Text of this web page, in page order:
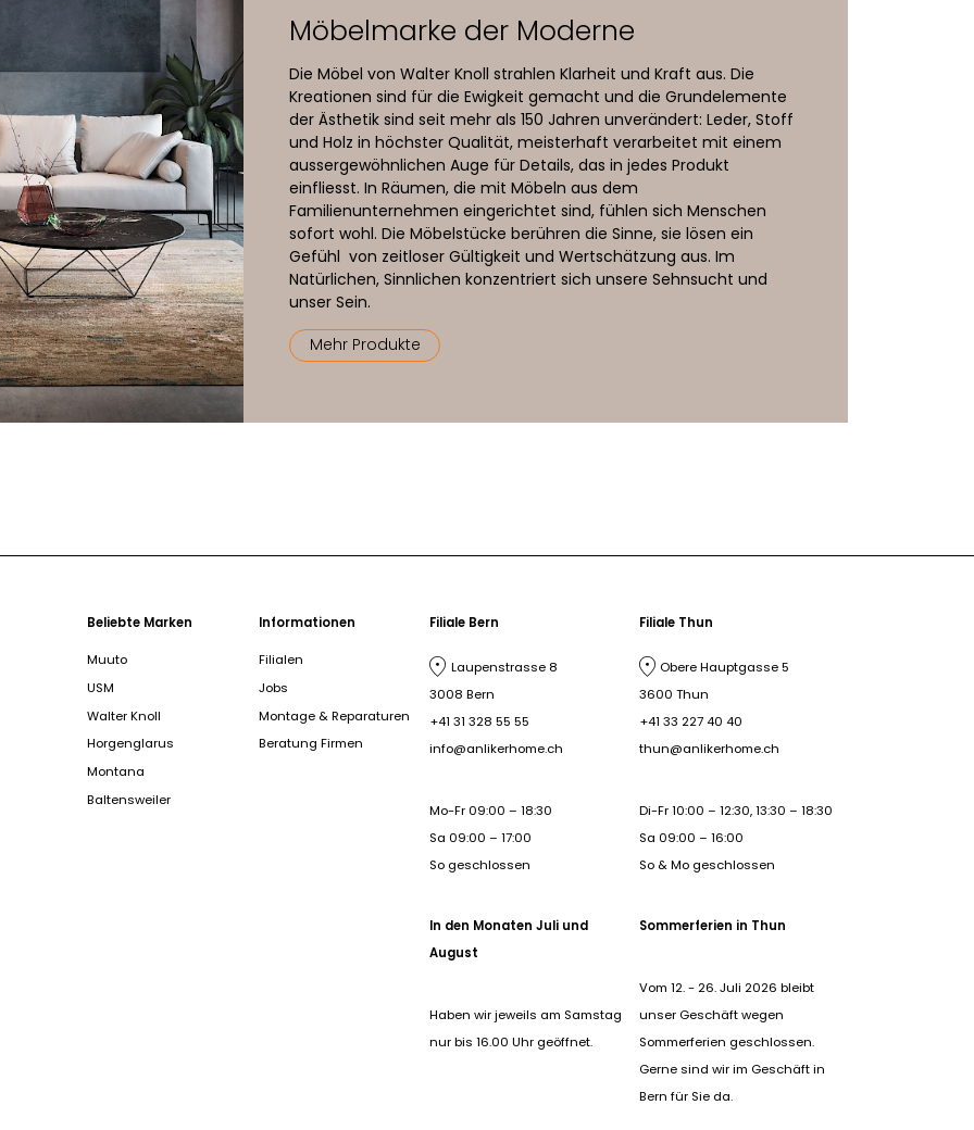
Möbelmarke der Moderne
Die Möbel von Walter Knoll strahlen Klarheit und Kraft aus. Die
Kreationen sind für die Ewigkeit gemacht und die Grundelemente
der Ästhetik sind seit mehr als 150 Jahren unverändert: Leder, Stoff
und Holz in höchster Qualität, meisterhaft verarbeitet mit einem
aussergewöhnlichen Auge für Details, das in jedes Produkt
einfliesst. In Räumen, die mit Möbeln aus dem
Familienunternehmen eingerichtet sind, fühlen sich Menschen
sofort wohl. Die Möbelstücke berühren die Sinne, sie lösen ein
Gefühl von zeitloser Gültigkeit und Wertschätzung aus. Im
Natürlichen, Sinnlichen konzentriert sich unsere Sehnsucht und
unser Sein.
Mehr Produkte
Beliebte Marken
Muuto
USM
Walter Knoll
Horgenglarus
Montana
Baltensweiler
Informationen
Filialen
Jobs
Montage & Reparaturen
Beratung Firmen
Filiale Bern
Laupenstrasse 8
3008 Bern
+41 31 328 55 55
info@anlikerhome.ch
Mo-Fr 09:00 – 18:30
Sa 09:00 – 17:00
So geschlossen
In den Monaten Juli und
August
Haben wir jeweils am Samstag
nur bis 16.00 Uhr geöffnet.
Filiale Thun
Obere Hauptgasse 5
3600 Thun
+41 33 227 40 40
thun@anlikerhome.ch
Di-Fr 10:00 – 12:30, 13:30 – 18:30
Sa 09:00 – 16:00
So & Mo geschlossen
Sommerferien in Thun
Vom 12. - 26. Juli 2026 bleibt
unser Geschäft wegen
Sommerferien geschlossen.
Gerne sind wir im Geschäft in
Bern für Sie da.